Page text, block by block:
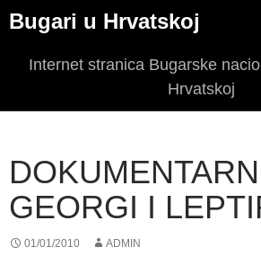
Bugari u Hrvatskoj
CONTENT
Internet stranica Bugarske
Hrvatskoj
GEORGI I
01/01/2010 ADMIN